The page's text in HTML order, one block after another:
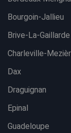
Bourgoin-Jallieu
Brive-La-Gaillarde
Charleville-
Dax
Draguignan
Epinal
Guadeloupe